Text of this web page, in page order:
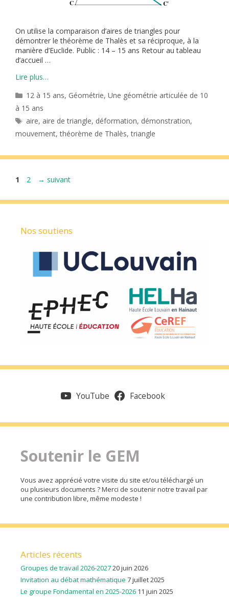
On utilise la comparaison d’aires de triangles pour
démontrer le théorème de Thalès et sa réciproque, à la
manière d’Euclide. Public : 14 – 15 ans Retour au tableau
d’accueil …
Lire plus…
Catégories
12 à 15 ans, Géométrie,Une géométrie articulée de 10
à 15 ans
Étiquettes
aire, aire de triangle, déformation, démonstration,
mouvement,théorème de Thalès,triangle
Page
1 Page
2 → suivant
Nos soutiens
YouTube Facebook
Soutenir le GEM
Vous avez apprécié votre visite du site et/ou téléchargé un
ou plusieurs documents ? Merci de soutenir notre travail par
une contribution libre, même modeste !
Articles récents
Groupes de travail 2026-202720 juin 2026
Invitation au débat mathématique 7 juillet 2025
Le groupe Fondamental en 2025-2026 11 juin 2025